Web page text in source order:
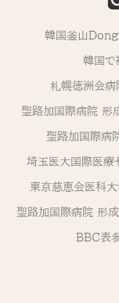
韓国釜山
韓国で
札幌徳洲会病
聖路加国際病院 形
聖路加国際病
埼玉医大国際医療
東京慈恵会医科
聖路加国際病院 形
BBC表